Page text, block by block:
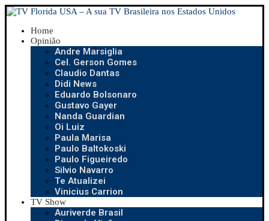
Home
Opinião
Andre Marsiglia
Cel. Gerson Gomes
Claudio Dantas
Didi News
Eduardo Bolsonaro
Gustavo Gayer
Nanda Guardian
Oi Luiz
Paula Marisa
Paulo Baltokoski
Paulo Figueiredo
Silvio Navarro
Te Atualizei
Vinicius Carrion
TV Show
Auriverde Brasil